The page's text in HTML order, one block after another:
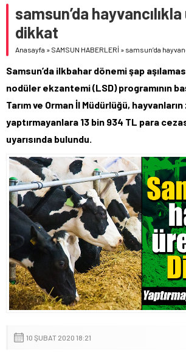
samsun’da
dikkat
Anasayfa » SAMSUN HABERLERİ » samsun’da
Samsun’da ilkbahar dönemi şap
nodüler ekzantemi (LSD) programının
Tarım ve Orman İl Müdürlüğü, hayvanların
yaptırmayanlara 13 bin 934 TL para
uyarısında bulundu.
10 ŞUBAT 2020 18:21